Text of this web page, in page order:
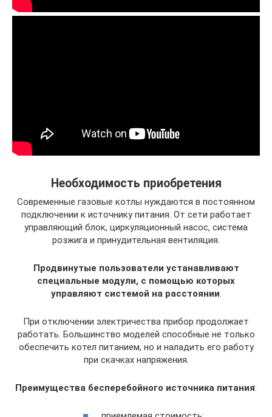
Необходимость приобретения
Современные газовые котлы нуждаются в постоянном
подключении к источнику питания. От сети работает
управляющий блок, циркуляционный насос, система
розжига и принудительная вентиляция.
Продвинутые пользователи устанавливают
специальные модули, с помощью которых
управляют системой на расстоянии.
При отключении электричества прибор продолжает
работать. Большинство моделей способные не только
обеспечить котел питанием, но и наладить его работу
при скачках напряжения.
Преимущества бесперебойного источника питания: